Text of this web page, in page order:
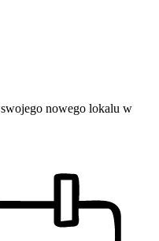
nowego lokalu w